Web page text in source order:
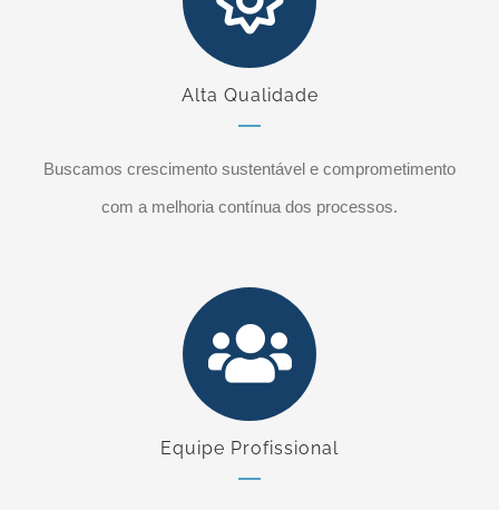
Alta Qualidade
Buscamos crescimento sustentável e comprometimento
com a melhoria contínua dos processos.
Equipe Profissional